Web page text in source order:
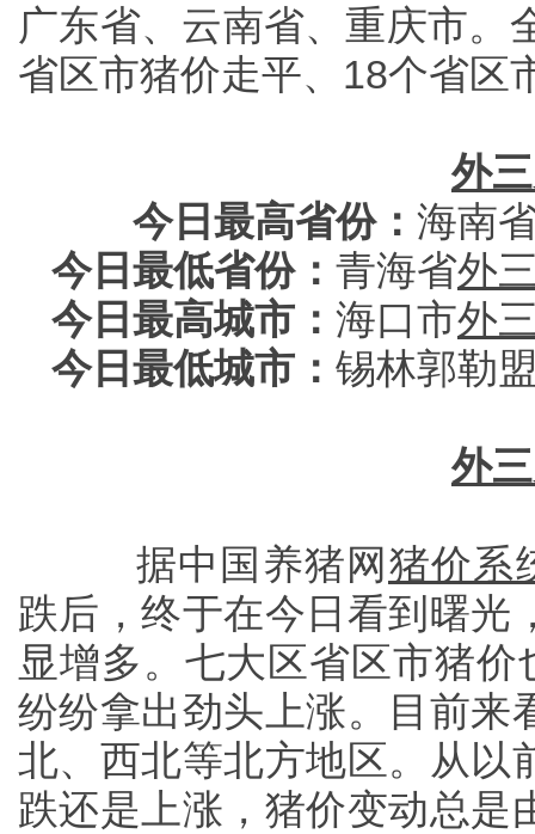
广东省、云南省、重庆市。
省区市猪价走平、18个省区
外
今日最高省份： 海南
今日最低省份： 青海省外
今日最高城市： 海口市外
今日最低城市： 锡林郭勒
外
据中国养猪网 猪价系
跌后，终于在今日看到曙光
显增多。七大区省区市猪价
纷纷拿出劲头上涨。目前来
北、西北等北方地区。从以
跌还是上涨，猪价变动总是